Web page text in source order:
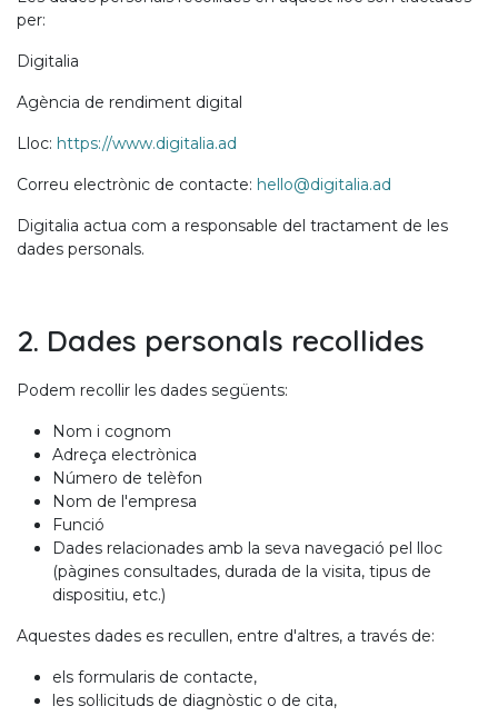
per:
Digitalia
Agència de rendiment digital
Lloc: https://www.digitalia.ad
Correu electrònic de contacte: hello@digitalia.ad
Digitalia actua com a responsable del tractament de les
dades personals.
2. Dades personals recollides
Podem recollir les dades següents:
Nom i cognom
Adreça electrònica
Número de telèfon
Nom de l'empresa
Funció
Dades relacionades amb la seva navegació pel lloc
(pàgines consultades, durada de la visita, tipus de
dispositiu, etc.)
Aquestes dades es recullen, entre d'altres, a través de:
els formularis de contacte,
les sol·licituds de diagnòstic o de cita,